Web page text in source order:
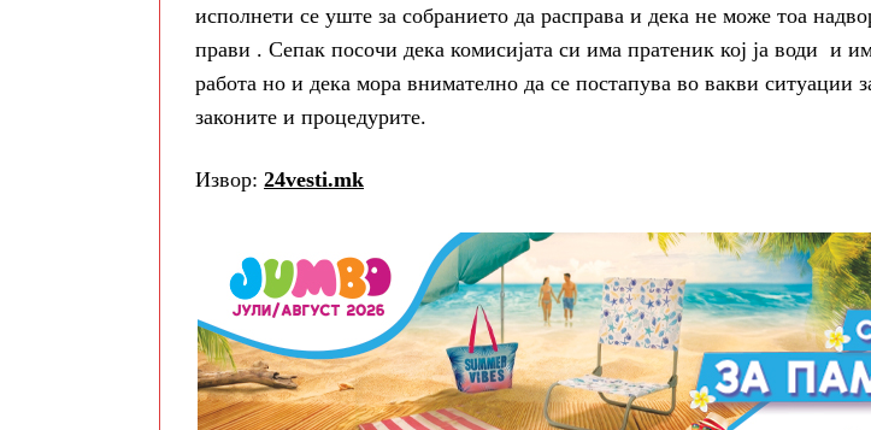
исполнети се уште за собранието да расправа и дека не може тоа
прави . Сепак посочи дека комисијата си има пратеник кој ја води и
работа но и дека мора внимателно да се постапува во вакви ситуации
законите и процедурите.
Извор: 24vesti.mk